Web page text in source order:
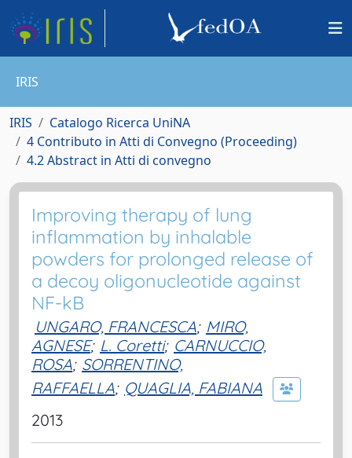
IRIS
IRIS
Catalogo Ricerca UniNA
4 Contributo in Atti di Convegno (Proceeding)
4.2 Abstract in Atti di convegno
Improving therapy of lung
inflammation by inhalable
powders for prolonged release of
a decoy oligonucleotide against
NF-kB
UNGARO, FRANCESCA; MIRO,
AGNESE; L. Coretti; CARNUCCIO,
ROSA; SORRENTINO,
RAFFAELLA; QUAGLIA, FABIANA
2013